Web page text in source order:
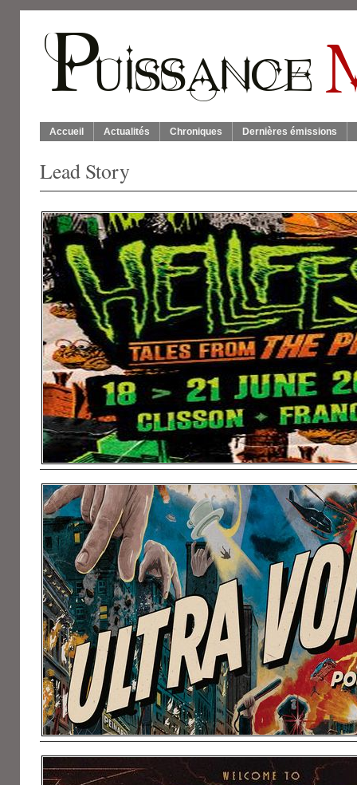
Accueil Actualités Chroniques Dernières émissions
Lead Story